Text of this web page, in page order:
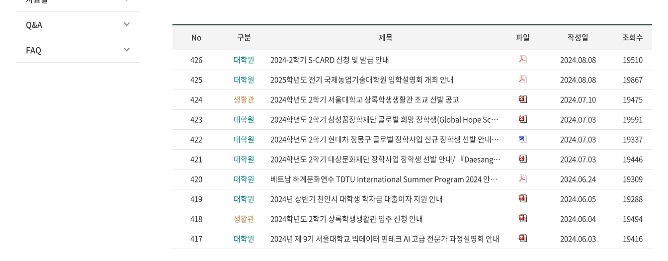
Q&A
FAQ
No 구분 제목 파일 작성일 조회수
426 대학원 2024-2학기 S-CARD 신청 및 발급 안내 2024.08.08
19510
425
대학원 2025학년도 전기 국제농업기술대학원 입학설명회 개최 안내 2024.08.08
19867
424
생활관 2024학년도 2학기 서울대학교 상록학생생활관 조교 선발 공고 2024.07.10
19475
423
대학원 2024학년도 2학기 삼성꿈장학재단 글로벌 희망 장학생(Global Hope Scholarship) 선발 안내(~7/12) 2024.07.03
19591
422
대학원 2024학년도 2학기 현대차 정몽구 글로벌 장학사업 신규 장학생 선발 안내/Hyundai Motor Chung Mong-K... 2024.07.03
19337
421
대학원 2024학년도 2학기 대상문화재단 장학사업 장학생 선발 안내/ 『Daesang Asia scholarship for Fal... 2024.07.03
19446
420
대학원 베트남 하계문화연수 TDTU International Summer Program 2024 안내(~6/28) 2024.06.24
19309
419
대학원 2024년 상반기 천안시 대학생 학자금 대출이자 지원 안내 2024.06.05
19288
418
생활관 2024학년도 2학기 상록학생생활관 입주 신청 안내 2024.06.04
19494
417
대학원 2024년 제 9기 서울대학교 빅데이터 핀테크 AI 고급 전문가 과정설명회 안내 2024.06.03 19416